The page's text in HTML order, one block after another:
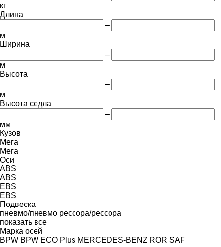
кг
Длина
–
м
Ширина
–
м
Высота
–
м
Высота седла
–
мм
Кузов
Мега
Мега
Оси
ABS
ABS
EBS
EBS
Подвеска
пневмо/пневмо рессора/рессора
показать все
Марка осей
BPW BPW ECO Plus MERCEDES-BENZ ROR SAF